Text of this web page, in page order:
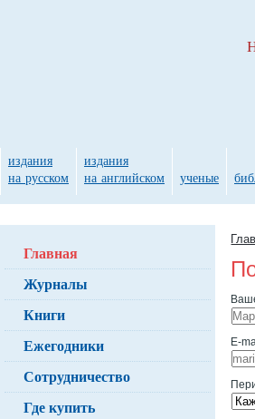
E-
Главная
Журналы
Книги
Ежегодники
Сотрудничество
Где купить
издания
на русском
издания
на английском
ученые